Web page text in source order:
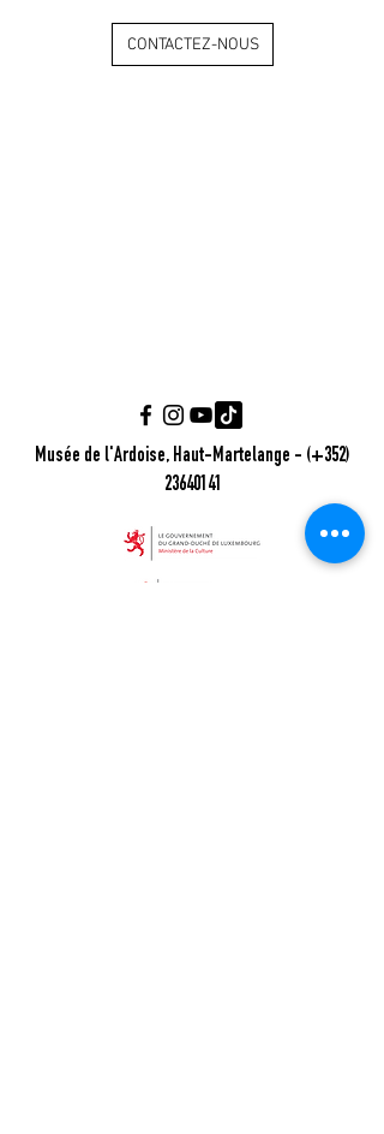
CONTACTEZ-NOUS
Musée de l'Ardoise, Haut-Martelange - (+352)
23640141